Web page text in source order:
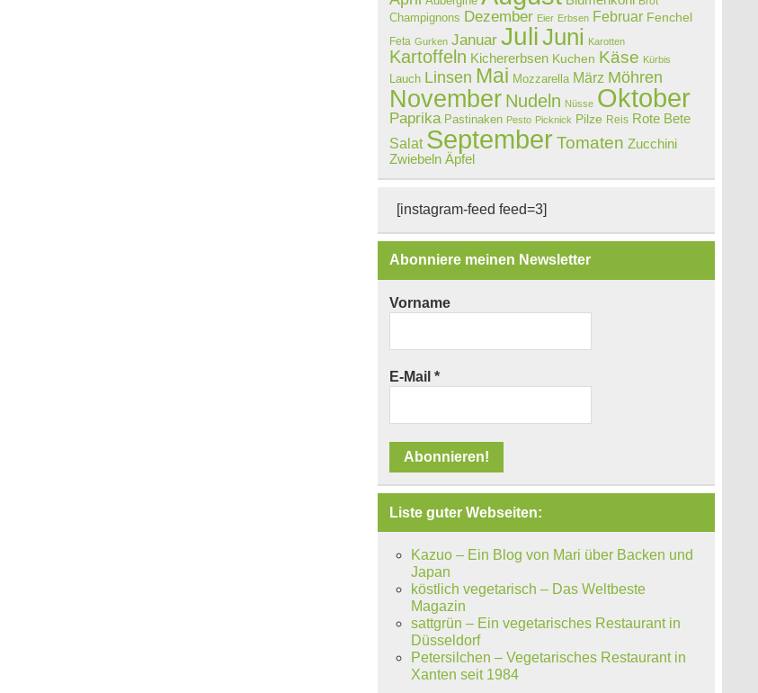
Champignons Dezember Eier Erbsen Februar Fenchel
Feta Gurken Januar JuliJuni Karotten
Kartoffeln Kichererbsen Kuchen Käse Kürbis
Lauch Linsen Mai Mozzarella März Möhren
November Nudeln Nüsse Oktober
Paprika Pastinaken Pesto Picknick Pilze Reis Rote Bete
Salat September Tomaten Zucchini
Zwiebeln Äpfel
[instagram-feed feed=3]
Abonniere meinen Newsletter
Vorname
E-Mail*
Liste guter Webseiten:
Kazuo – Ein Blog von Mari über Backen und
Japan
köstlich vegetarisch – Das Weltbeste
Magazin
sattgrün – Ein vegetarisches Restaurant in
Düsseldorf
Petersilchen – Vegetarisches Restaurant in
Xanten seit 1984